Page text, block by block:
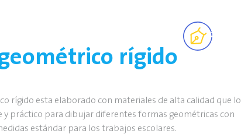
rígido
rígido esta elaborado con materiales de alta calidad que lo
y práctico para dibujar diferentes formas geométricas con
estándar para los trabajos escolares.